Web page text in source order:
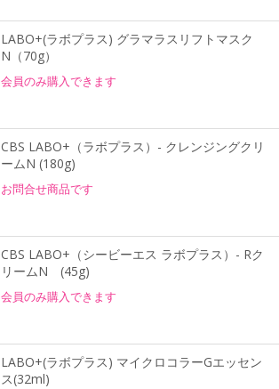
LABO+(ラボプラス) グラマラスリフトマスク
N（70g）
会員のみ購入できます
CBS LABO+（ラボプラス）- クレンジングクリ
ームN (180g)
お問合せ商品です
CBS LABO+（シービーエス ラボプラス）- Rク
リームN (45g)
会員のみ購入できます
LABO+(ラボプラス) マイクロコラーGエッセン
ス(32ml)